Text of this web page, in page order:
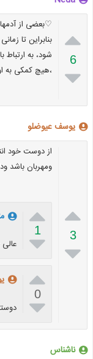

6

♡بعضی از
بنابراین تا
شود، به
،هیچ کمکی به
یوسف عیوضلو

3

از دوست خود
ومهربان باشد

1


0

ناشناس